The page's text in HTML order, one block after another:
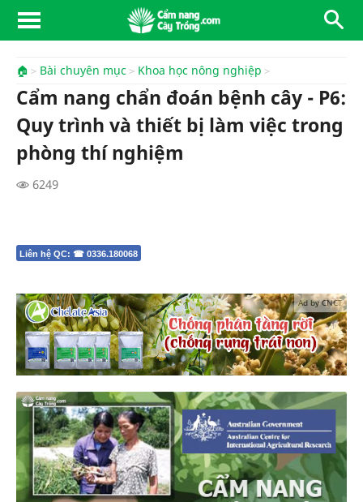
🏠 Bài chuyên mục Khoa học nông nghiệp
Cẩm nang chẩn đoán bệnh cây - P6:
Quy trình và thiết bị làm việc trong
phòng thí nghiệm
6249
Liên hệ QC: ☎ 0336.180068
Ad by CNCT